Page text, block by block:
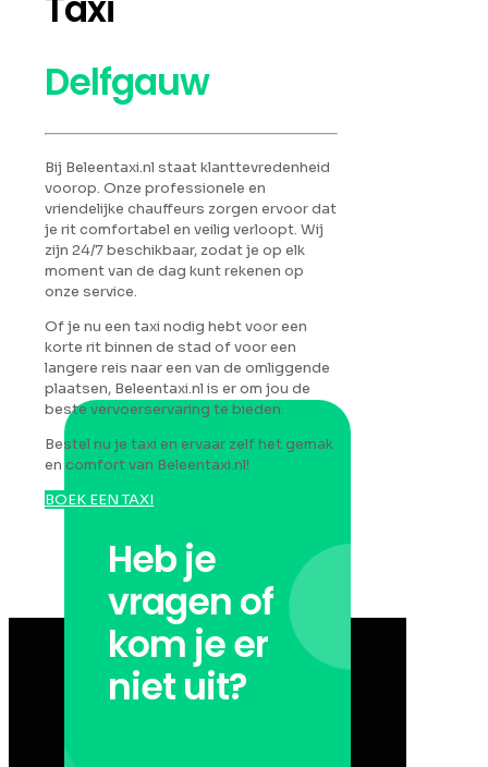
Delfgauw
Bij Beleentaxi.nl staat klanttevredenheid
voorop. Onze professionele en
vriendelijke chauffeurs zorgen ervoor dat
je rit comfortabel en veilig verloopt. Wij
zijn 24/7 beschikbaar, zodat je op elk
moment van de dag kunt rekenen op
onze service.
Of je nu een taxi nodig hebt voor een
korte rit binnen de stad of voor een
langere reis naar een van de omliggende
plaatsen, Beleentaxi.nl is er om jou de
beste vervoerservaring te bieden.
Bestel nu je taxi en ervaar zelf het gemak
en comfort van Beleentaxi.nl!
BOEK EEN TAXI
Heb je
vragen of
kom je er
niet uit?